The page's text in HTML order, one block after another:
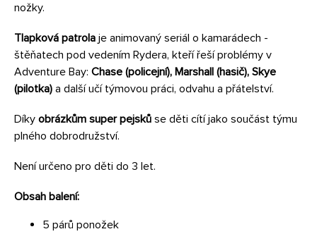
nožky.
Tlapková patrola je animovaný seriál o kamarádech -
štěňatech pod vedením Rydera, kteří řeší problémy v
Adventure Bay: Chase (policejní), Marshall (hasič), Skye
(pilotka) a další učí týmovou práci, odvahu a přátelství.
Díky obrázkům super pejsků se děti cítí jako součást týmu
plného dobrodružství.
Není určeno pro děti do 3 let.
Obsah balení:
5 párů ponožek